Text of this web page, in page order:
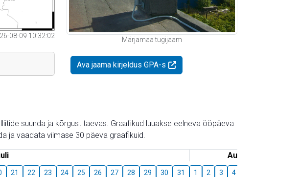
08-09 10:32:02
Märjamaa tugijaam
Ava jaama kirjeldus GPA-s
suunda ja kõrgust taevas. Graafikud luuakse eelneva ööpäeva
ja vaadata viimase 30 päeva graafikuid.
August
21 22 23 24 25 26 27 28 29 30 31 1 2 3 4